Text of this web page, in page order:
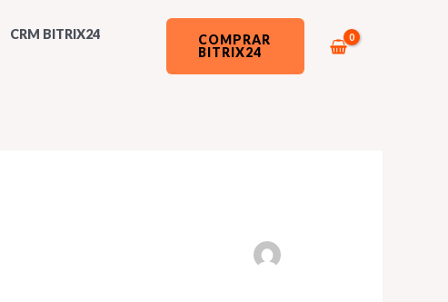
CRM BITRIX24
COMPRAR
BITRIX24